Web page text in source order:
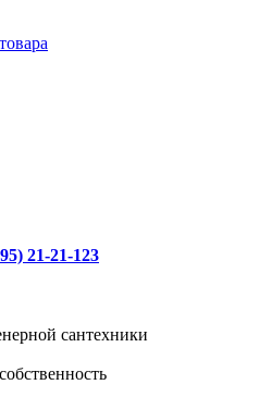
21-21-123
сантехники